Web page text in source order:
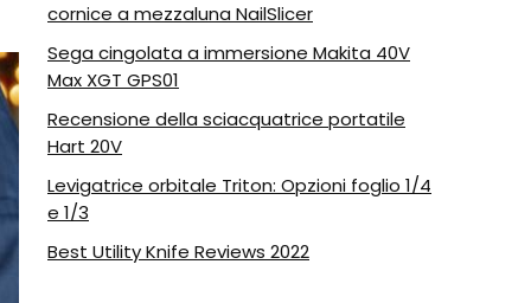
cornice a mezzaluna NailSlicer
Sega cingolata a immersione Makita 40V
Max XGT GPS01
Recensione della sciacquatrice portatile
Hart 20V
Levigatrice orbitale Triton: Opzioni foglio 1/4
e 1/3
Best Utility Knife Reviews 2022